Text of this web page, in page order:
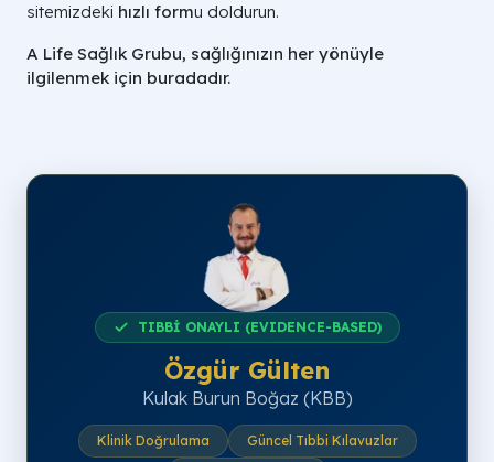
sitemizdeki hızlı formu doldurun.
A Life Sağlık Grubu, sağlığınızın her yönüyle
ilgilenmek için buradadır.
TIBBİ ONAYLI (EVIDENCE-BASED)
Özgür Gülten
Kulak Burun Boğaz (KBB)
Klinik Doğrulama
Güncel Tıbbi Kılavuzlar